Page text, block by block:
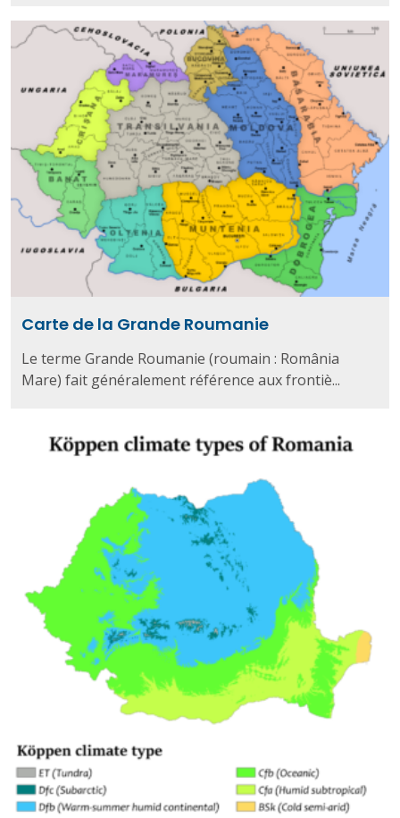
Carte de la Grande Roumanie
Le terme Grande Roumanie (roumain : România
Mare) fait généralement référence aux frontiè...